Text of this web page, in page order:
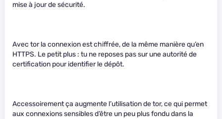
mise à jour de sécurité.
Avec tor la connexion est chiffrée, de la même manière qu’en
HTTPS. Le petit plus : tu ne reposes pas sur une autorité de
certification pour identifier le dépôt.
Accessoirement ça augmente l’utilisation de tor, ce qui permet
aux connexions sensibles d’être un peu plus fondu dans la